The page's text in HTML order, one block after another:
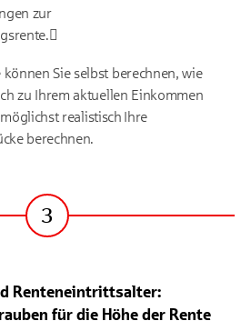
zur
Sie selbst berechnen, wie
zu Ihrem aktuellen Einkommen
realistisch Ihre
berechnen.
Schritt
3
Renteneintrittsalter:
für die Höhe der Rente